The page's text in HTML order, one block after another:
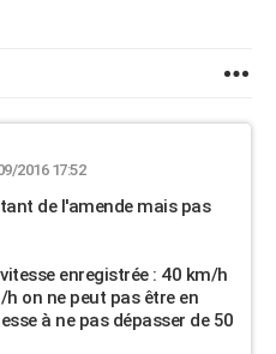
2016 17:52
de l'amende mais pas
enregistrée : 40 km/h
on ne peut pas être en
à ne pas dépasser de 50